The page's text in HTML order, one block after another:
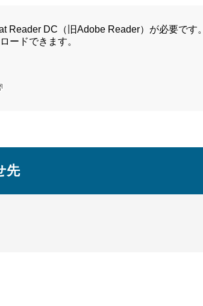
Reader DC（旧Adobe Reader）が必要です。
ードできます。
先